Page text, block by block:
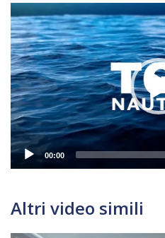
Video
Player
00:00
Altri video simili